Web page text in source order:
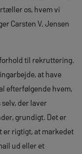
os, hvem vi
Carsten V. Jensen
til rekruttering.
at have
efterfølgende hvem,
der laver
grundigt. Det er
er rigtigt, at markedet
ud eller et